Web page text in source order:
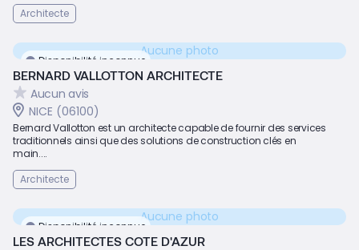
Architecte
Disponibilité inconnue
Aucune photo
BERNARD VALLOTTON ARCHITECTE
Aucun avis
NICE (06100)
Bernard Vallotton est un architecte capable de fournir des services
traditionnels ainsi que des solutions de construction clés en
main....
Architecte
Disponibilité inconnue
Aucune photo
LES ARCHITECTES COTE D'AZUR